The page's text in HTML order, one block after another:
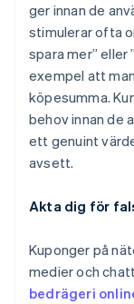
ger innan de
stimulerar ofta
spara mer” eller
exempel att
köpesumma.
behov innan de
ett genuint
avsett.
Akta dig för
Kuponger på
medier och
bedrägeri